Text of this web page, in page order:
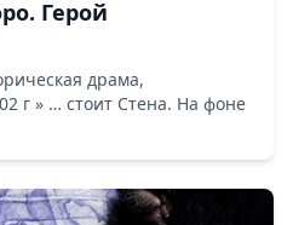
Герой
драма,
г » … стоит Стена. На фоне